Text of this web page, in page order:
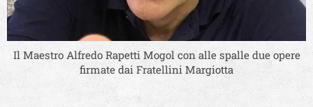
Il Maestro Alfredo Rapetti Mogol con alle spalle due opere
firmate dai Fratellini Margiotta